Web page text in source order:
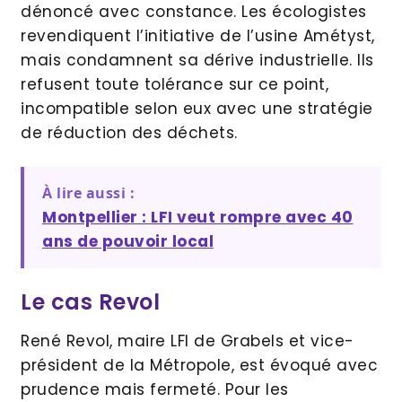
dénoncé avec constance. Les écologistes
revendiquent l’initiative de l’usine Amétyst,
mais condamnent sa dérive industrielle. Ils
refusent toute tolérance sur ce point,
incompatible selon eux avec une stratégie
de réduction des déchets.
À lire aussi :
Montpellier : LFI veut rompre avec 40
ans de pouvoir local
Le cas Revol
René Revol, maire LFI de Grabels et vice-
président de la Métropole, est évoqué avec
prudence mais fermeté. Pour les